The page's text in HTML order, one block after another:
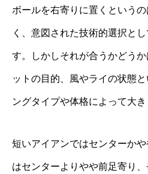
ボールを右寄りに置くという
く、意図された技術的選択と
す。しかしそれが合うかどう
ットの目的、風やライの状態
ングタイプや体格によって大き
短いアイアンではセンターか
はセンターよりやや前足寄り